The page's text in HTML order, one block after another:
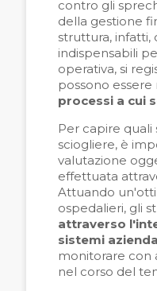
contro gli
della gestione
struttura, infatti,
indispensabili
operativa, si
possono
processi a cui
Per capire quali
sciogliere, è
valutazione
effettuata
Attuando
ospedalieri, gli
attraverso
sistemi
monitorare con
nel corso del